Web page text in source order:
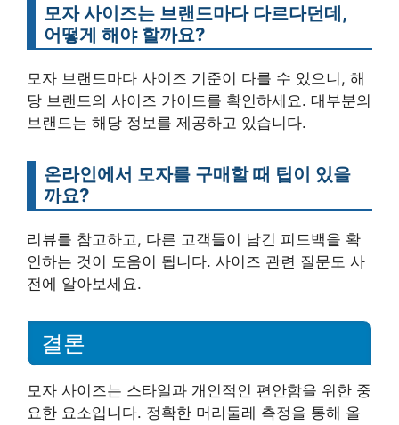
모자 사이즈는 브랜드마다 다르다던데,
어떻게 해야 할까요?
모자 브랜드마다 사이즈 기준이 다를 수 있으니, 해
당 브랜드의 사이즈 가이드를 확인하세요. 대부분의
브랜드는 해당 정보를 제공하고 있습니다.
온라인에서 모자를 구매할 때 팁이 있을
까요?
리뷰를 참고하고, 다른 고객들이 남긴 피드백을 확
인하는 것이 도움이 됩니다. 사이즈 관련 질문도 사
전에 알아보세요.
결론
모자 사이즈는 스타일과 개인적인 편안함을 위한 중
요한 요소입니다. 정확한 머리둘레 측정을 통해 올